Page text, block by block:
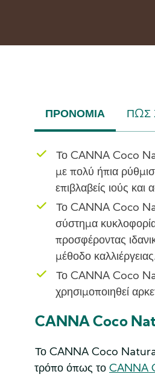
ΠΡΟΝΌΜΙΑ
(ACTIVE
TAB)
ΠΏΣ
Το CANNA Coco
με πολύ ήπια
επιβλαβείς ιούς και
Το CANNA Coco
σύστημα
προσφέροντας
μέθοδο
Το CANNA Coco
χρησιμοποιηθεί
CANNA Coco
Το CANNA Coco Natural
τρόπο όπως το CANNA